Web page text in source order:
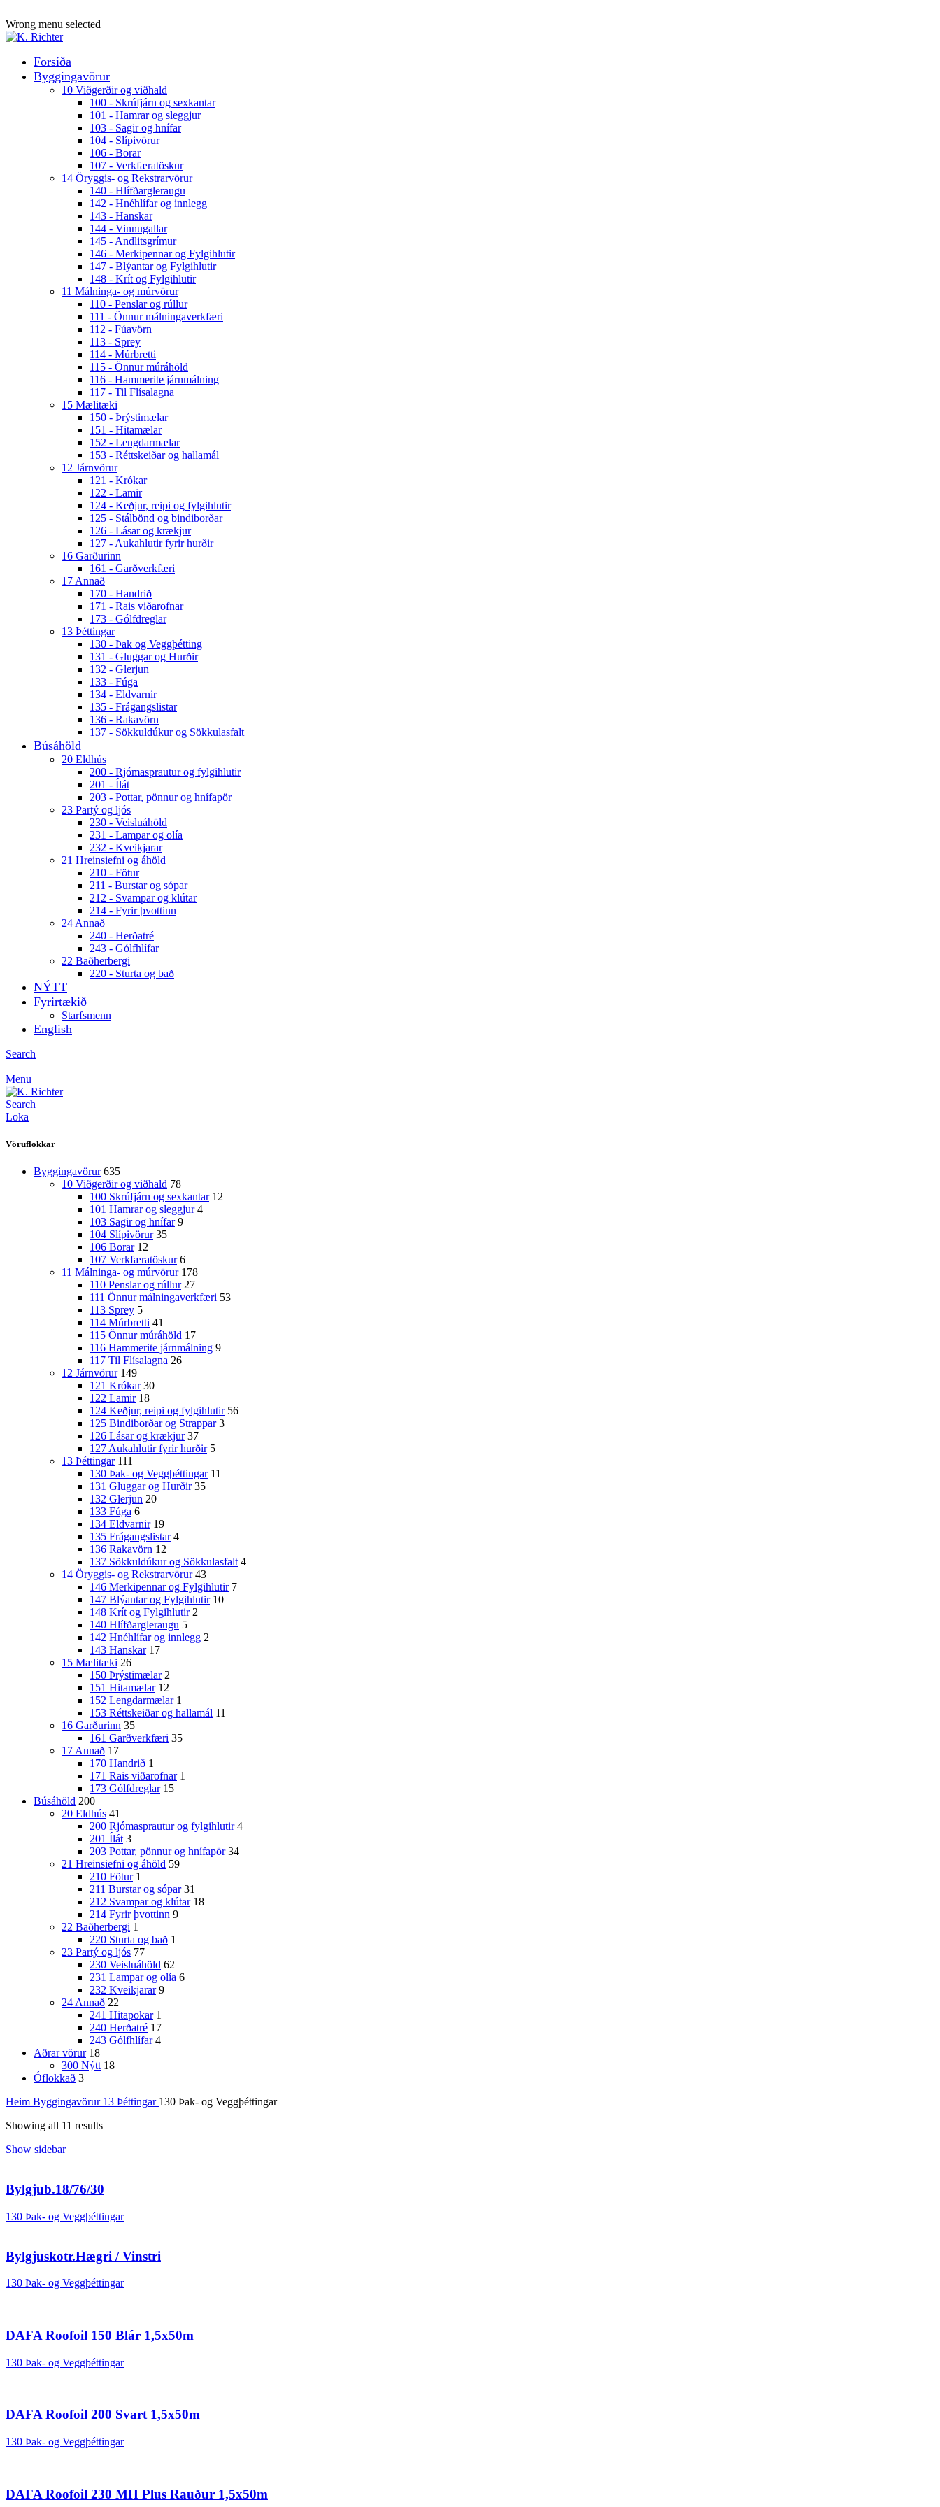
Wrong menu selected
Forsíða
Byggingavörur
10 Viðgerðir og viðhald
100 - Skrúfjárn og sexkantar
101 - Hamrar og sleggjur
103 - Sagir og hnífar
104 - Slípivörur
106 - Borar
107 - Verkfæratöskur
14 Öryggis- og Rekstrarvörur
140 - Hlífðargleraugu
142 - Hnéhlífar og innlegg
143 - Hanskar
144 - Vinnugallar
145 - Andlitsgrímur
146 - Merkipennar og Fylgihlutir
147 - Blýantar og Fylgihlutir
148 - Krít og Fylgihlutir
11 Málninga- og múrvörur
110 - Penslar og rúllur
111 - Önnur málningaverkfæri
112 - Fúavörn
113 - Sprey
114 - Múrbretti
115 - Önnur múráhöld
116 - Hammerite járnmálning
117 - Til Flísalagna
15 Mælitæki
150 - Þrýstimælar
151 - Hitamælar
152 - Lengdarmælar
153 - Réttskeiðar og hallamál
12 Járnvörur
121 - Krókar
122 - Lamir
124 - Keðjur, reipi og fylgihlutir
125 - Stálbönd og bindiborðar
126 - Lásar og krækjur
127 - Aukahlutir fyrir hurðir
16 Garðurinn
161 - Garðverkfæri
17 Annað
170 - Handrið
171 - Rais viðarofnar
173 - Gólfdreglar
13 Þéttingar
130 - Þak og Veggþétting
131 - Gluggar og Hurðir
132 - Glerjun
133 - Fúga
134 - Eldvarnir
135 - Frágangslistar
136 - Rakavörn
137 - Sökkuldúkur og Sökkulasfalt
Búsáhöld
20 Eldhús
200 - Rjómasprautur og fylgihlutir
201 - Ílát
203 - Pottar, pönnur og hnífapör
23 Partý og ljós
230 - Veisluáhöld
231 - Lampar og olía
232 - Kveikjarar
21 Hreinsiefni og áhöld
210 - Fötur
211 - Burstar og sópar
212 - Svampar og klútar
214 - Fyrir þvottinn
24 Annað
240 - Herðatré
243 - Gólfhlífar
22 Baðherbergi
220 - Sturta og bað
NÝTT
Fyrirtækið
Starfsmenn
English
Search
Menu
Search
Loka
Vöruflokkar
Byggingavörur 635
10 Viðgerðir og viðhald 78
100 Skrúfjárn og sexkantar 12
101 Hamrar og sleggjur 4
103 Sagir og hnífar 9
104 Slípivörur 35
106 Borar 12
107 Verkfæratöskur 6
11 Málninga- og múrvörur 178
110 Penslar og rúllur 27
111 Önnur málningaverkfæri 53
113 Sprey 5
114 Múrbretti 41
115 Önnur múráhöld 17
116 Hammerite járnmálning 9
117 Til Flísalagna 26
12 Járnvörur 149
121 Krókar 30
122 Lamir 18
124 Keðjur, reipi og fylgihlutir 56
125 Bindiborðar og Strappar 3
126 Lásar og krækjur 37
127 Aukahlutir fyrir hurðir 5
13 Þéttingar 111
130 Þak- og Veggþéttingar 11
131 Gluggar og Hurðir 35
132 Glerjun 20
133 Fúga 6
134 Eldvarnir 19
135 Frágangslistar 4
136 Rakavörn 12
137 Sökkuldúkur og Sökkulasfalt 4
14 Öryggis- og Rekstrarvörur 43
146 Merkipennar og Fylgihlutir 7
147 Blýantar og Fylgihlutir 10
148 Krít og Fylgihlutir 2
140 Hlífðargleraugu 5
142 Hnéhlífar og innlegg 2
143 Hanskar 17
15 Mælitæki 26
150 Þrýstimælar 2
151 Hitamælar 12
152 Lengdarmælar 1
153 Réttskeiðar og hallamál 11
16 Garðurinn 35
161 Garðverkfæri 35
17 Annað 17
170 Handrið 1
171 Rais viðarofnar 1
173 Gólfdreglar 15
Búsáhöld 200
20 Eldhús 41
200 Rjómasprautur og fylgihlutir 4
201 Ílát 3
203 Pottar, pönnur og hnífapör 34
21 Hreinsiefni og áhöld 59
210 Fötur 1
211 Burstar og sópar 31
212 Svampar og klútar 18
214 Fyrir þvottinn 9
22 Baðherbergi 1
220 Sturta og bað 1
23 Partý og ljós 77
230 Veisluáhöld 62
231 Lampar og olía 6
232 Kveikjarar 9
24 Annað 22
241 Hitapokar 1
240 Herðatré 17
243 Gólfhlífar 4
Aðrar vörur 18
300 Nýtt 18
Óflokkað 3
Heim Byggingavörur 13 Þéttingar 130 Þak- og Veggþéttingar
Showing all 11 results
Show sidebar
Bylgjub.18/76/30
130 Þak- og Veggþéttingar
Bylgjuskotr.Hægri / Vinstri
130 Þak- og Veggþéttingar
DAFA Roofoil 150 Blár 1,5x50m
130 Þak- og Veggþéttingar
DAFA Roofoil 200 Svart 1,5x50m
130 Þak- og Veggþéttingar
DAFA Roofoil 230 MH Plus Rauður 1,5x50m